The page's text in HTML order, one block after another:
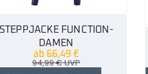
STEPPJACKE FUNCTION-
DAMEN
ab 66,49€
94,99€UVP